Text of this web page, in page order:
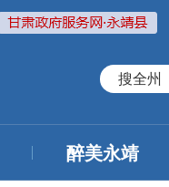
搜全州
醉美永靖